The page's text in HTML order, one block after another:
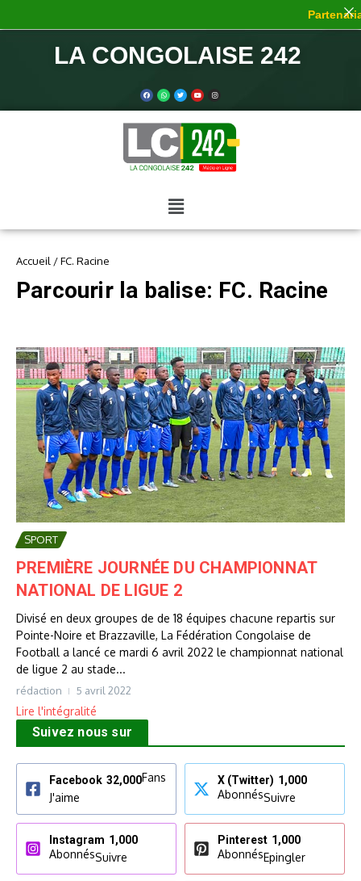
LA CONGOLAISE 242
Accueil /FC. Racine
Parcourir la balise: FC. Racine
SPORT
PREMIÈRE JOURNÉE DU CHAMPIONNAT
NATIONAL DE LIGUE 2
Divisé en deux groupes de de 18 équipes chacune repartis sur
Pointe-Noire et Brazzaville, La Fédération Congolaise de
Football a lancé ce mardi 6 avril 2022 le championnat national
de ligue 2 au stade...
rédaction 5 avril 2022
Lire l'intégralité
Suivez nous sur
Facebook 32,000Fans
J'aime
X (Twitter) 1,000
AbonnésSuivre
Instagram 1,000
AbonnésSuivre
Pinterest 1,000
AbonnésEpingler